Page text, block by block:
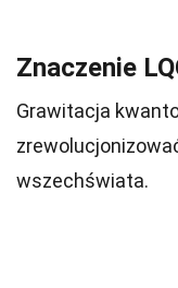
Znaczenie
Grawitacja
wszechświata.